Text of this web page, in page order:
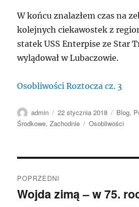
W końcu znalazłem czas na
kolejnych ciekawostek z
statek USS Enterpise ze Star
wylądował w Lubaczowie.
Osobliwości Roztocza cz. 3
Autor
admin
Data
publikacji
22 stycznia 2018 Blog,
Środkowe,Zachodnie Tagi
Osobliwości
wpisu
POPRZEDNI
Poprzedni
Wojda zimą – w 75.